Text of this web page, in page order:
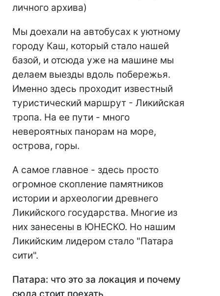
личного архива)
Мы доехали на автобусах к уютному
городу Каш, который стало нашей
базой, и отсюда уже на машине мы
делаем выезды вдоль побережья.
Именно здесь проходит известный
туристический маршрут - Ликийская
тропа. На ее пути - много
невероятных панорам на море,
острова, горы.
А самое главное - здесь просто
огромное скопление памятников
истории и археологии древнего
Ликийского государства. Многие из
них занесены в ЮНЕСКО. Но нашим
Ликийским лидером стало "Патара
сити".
Патара: что это за локация и почему
сюда стоит поехать